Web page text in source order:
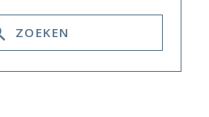
ZOEKEN